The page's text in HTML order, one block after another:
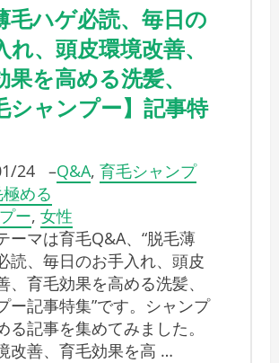
毛ハゲ必読、毎日の
れ、頭皮環境改善、
果を高める洗髪、
シャンプー】記事特
24 –Q&A, 育毛シャンプ
める
ー, 女性
ーマは育毛Q&A、“脱毛薄
読、毎日のお手入れ、頭皮
、育毛効果を高める洗髪、
ー記事特集”です。シャンプ
る記事を集めてみました。
改善、育毛効果を高 …